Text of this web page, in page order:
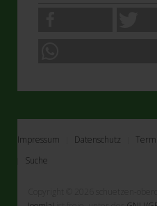
Impressum Datenschutz
Suche